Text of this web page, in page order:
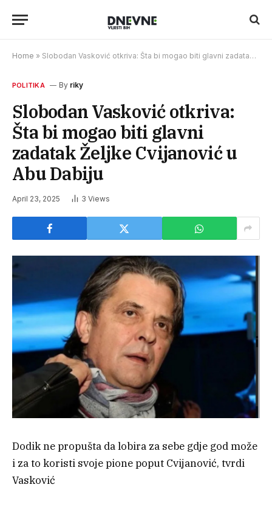
Home » Slobodan Vasković otkriva: Šta bi mogao biti glavni zadatak Željke Cvijanović u Abu Dabiju
POLITIKA By riky
Slobodan Vasković otkriva:
Šta bi mogao biti glavni
zadatak Željke Cvijanović u
Abu Dabiju
April 23, 2025 3 Views
Dodik ne propušta da lobira za sebe gdje god može
i za to koristi svoje pione poput Cvijanović, tvrdi
Vasković